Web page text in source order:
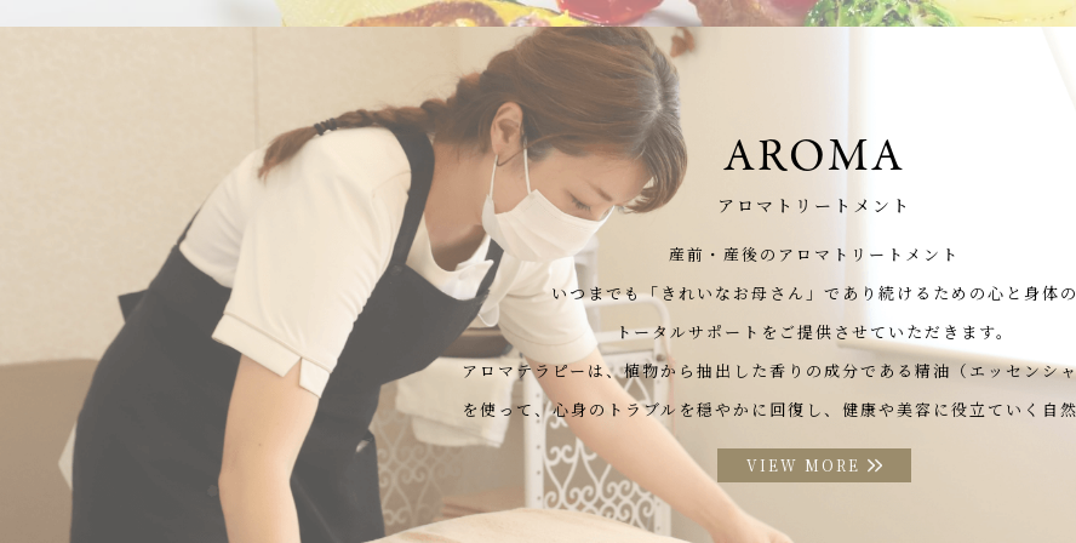
AROMA
アロマトリートメント
産前・産後のアロマトリートメント
いつまでも「きれいなお母さん」 であり続けるための心と身体の
トータルサポートをご提供させていただきます。
アロマテラピーは、植物から抽出した香りの成分である精油（エッセンシャ
を使って、心身のトラブルを穏やかに回復し、 健康や美容に役立ていく自然
VIEW MORE